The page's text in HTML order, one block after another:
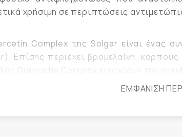
χρήσιμη σε περιπτώσεις
Complex της Solgar είναι ένας
Επίσης περιέχει βρομελαΐνη,
Quercetin Complex ενισχύουν την
Complex είναι ιδιαίτερα χρήσιμο
ΕΜΦΆΝΙΣΗ